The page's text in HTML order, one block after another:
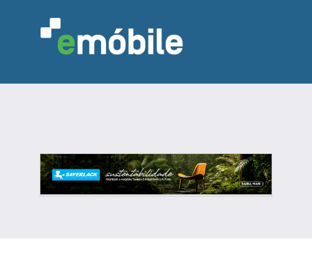
INDÚSTRIA MARCENARIA
DESIGN & DECORAÇÃO
INDICADORES
FEIRAS NOTÍCIAS